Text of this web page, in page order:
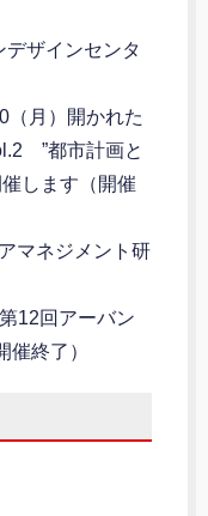
ザインセンタ
（月）開かれた
”都市計画と
します（開催
マネジメント研
12回アーバン
終了）